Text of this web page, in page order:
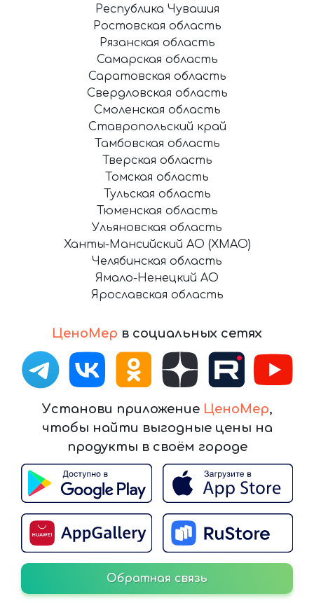
ЦеноМер в социальных сетях
Установи приложение ЦеноМер,
чтобы найти выгодные цены на
продукты в своём городе
Обратная связь
Республика Чувашия
Ростовская область
Рязанская область
Самарская область
Саратовская область
Свердловская область
Смоленская область
Ставропольский край
Тамбовская область
Тверская область
Томская область
Тульская область
Тюменская область
Ульяновская область
Ханты-Мансийский АО (ХМАО)
Челябинская область
Ямало-Ненецкий АО
Ярославская область